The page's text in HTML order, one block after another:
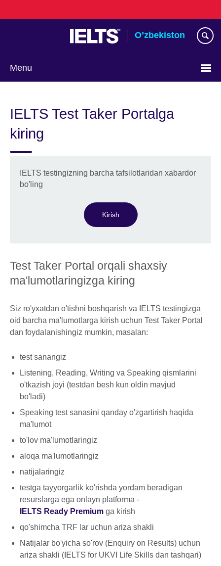
to
O’zbekiston
Menu
language
IELTS Test Taker Portalga
kiring
IELTS testingizning barcha tafsilotlaridan xabardor
bo'ling
Kirish
Test Taker Portal orqali shaxsiy
ma'lumotlaringizga kiring
Siz ro'yxatdan o'tishni boshqarish va IELTS testingizga
oid barcha ma'lumotlarga kirish uchun Test Taker Portal
dan foydalanishingiz mumkin, masalan:
test sanangiz
Listening, Reading, Writing va Speaking qismlarini
o'tkazish joyi (testdan besh kun oldin mavjud
bo'ladi)
Speaking test sanasini qanday o'zgartirish haqida
ma'lumot
to'lov ma'lumotlaringiz
aloqa ma'lumotlaringiz
natijalaringiz
testga tayyorgarlik ko'rishda yordam beradigan
resurslarga ega onlayn platforma -
IELTS Ready Premium ga kirish
qo'shimcha TRF lar uchun ariza shakli
Natijalar bo'yicha so'rov (Enquiry on Results) uchun
ariza shakli (IELTS for UKVI Life Skills dan tashqari)